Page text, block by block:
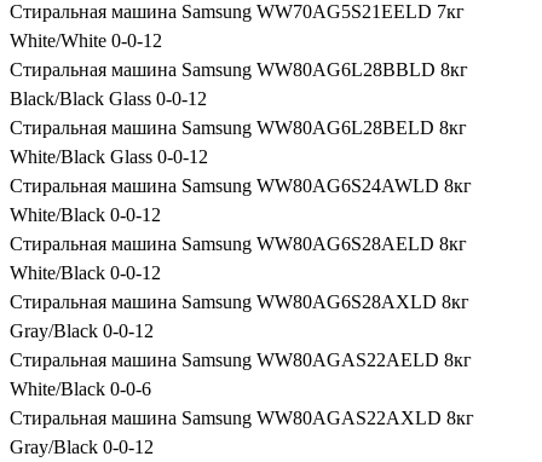
Стиральная машина Samsung WW70AG5S21EELD 7кг
White/White 0-0-12
Стиральная машина Samsung WW80AG6L28BBLD 8кг
Black/Black Glass 0-0-12
Стиральная машина Samsung WW80AG6L28BELD 8кг
White/Black Glass 0-0-12
Стиральная машина Samsung WW80AG6S24AWLD 8кг
White/Black 0-0-12
Стиральная машина Samsung WW80AG6S28AELD 8кг
White/Black 0-0-12
Стиральная машина Samsung WW80AG6S28AXLD 8кг
Gray/Black 0-0-12
Стиральная машина Samsung WW80AGAS22AELD 8кг
White/Black 0-0-6
Стиральная машина Samsung WW80AGAS22AXLD 8кг
Gray/Black 0-0-12